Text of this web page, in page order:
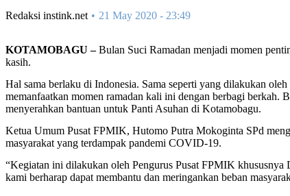
Redaksi instink.net 21 May 2020 - 23:49
KOTAMOBAGU –Bulan Suci Ramadan menjadi momen
kasih.
Hal sama berlaku di Indonesia. Sama seperti yang dilakukan
memanfaatkan momen ramadan kali ini dengan berbagi
menyerahkan bantuan untuk Panti Asuhan di Kotamobagu.
Ketua Umum Pusat FPMIK, Hutomo Putra Mokoginta SPd
masyarakat yang terdampak pandemi COVID-19.
“Kegiatan ini dilakukan oleh Pengurus Pusat FPMIK
kami berharap dapat membantu dan meringankan beban